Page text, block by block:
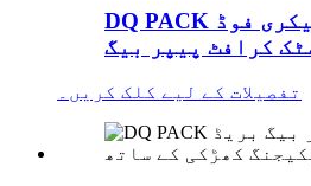
DQ PACK کسٹم ٹوسٹ بیکری فوڈ
کرافٹ پیپر بیگ
تفصیلات کے لیے کلک کریں۔